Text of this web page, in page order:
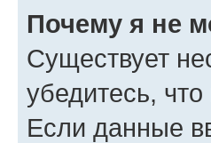
Почему я не
Существует
убедитесь,
Если данные